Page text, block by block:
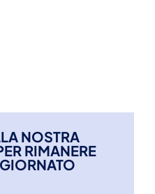
NOSTRA
RIMANERE